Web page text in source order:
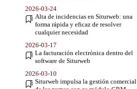
2026-03-24
Alta de incidencias en Siturweb: una
forma rápida y eficaz de resolver
cualquier necesidad
2026-03-17
La facturación electrónica dentro del
software de Siturweb
2026-03-10
Siturweb impulsa la gestión comercial